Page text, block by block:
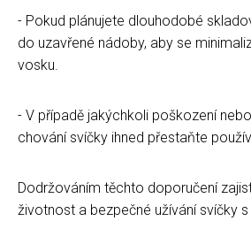
- Pokud plánujete dlouhodobé
do uzavřené nádoby, aby se
vosku.
- V případě jakýchkoli poškození
chování svíčky ihned přestaňte
Dodržováním těchto doporučení
životnost a bezpečné užívání svíčky